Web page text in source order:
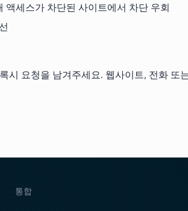
액세스가 차단된 사이트에서 차단 우회
시 요청을 남겨주세요. 웹사이트, 전화 또
통합